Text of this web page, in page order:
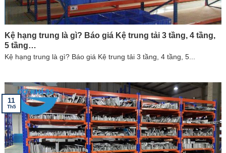
Kệ hạng trung là gì? Báo giá Kệ trung tải 3 tầng, 4 tầng,
5 tầng…
Kệ hạng trung là gì? Báo giá Kệ trung tải 3 tầng, 4 tầng, 5...
11
Th5